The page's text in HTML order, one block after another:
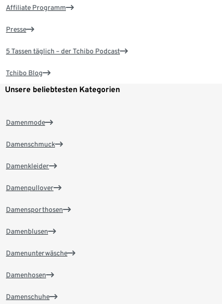
Affiliate Programm
Presse
5 Tassen täglich – der Tchibo Podcast
Tchibo Blog
Unsere beliebtesten Kategorien
Damenmode
Damenschmuck
Damenkleider
Damenpullover
Damensporthosen
Damenblusen
Damenunterwäsche
Damenhosen
Damenschuhe